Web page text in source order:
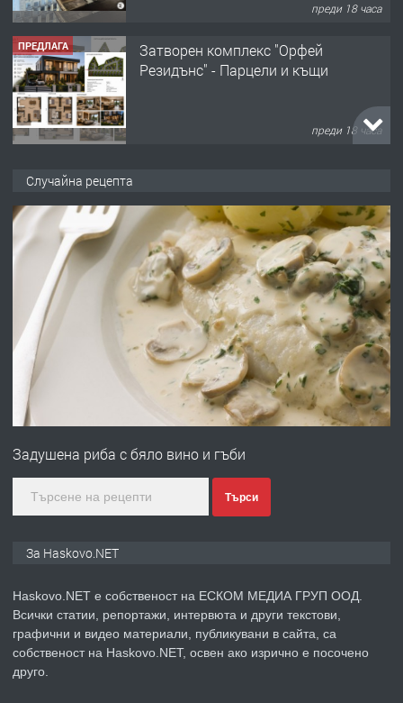
преди 18 часа
ПРЕДЛАГА
Затворен комплекс "Орфей
Резидънс" - Парцели и къщи
преди 18 часа
537 426
преди 18 часа
ПРЕДЛАГА
Давам обзаведено жилище за жена
без брокери 0889 537 426
преди 18 часа
ПРЕДЛАГА Под НАЕМ двустаен Орфей
преди 3 дни
ПРЕДЛАГА
🔑 ОБЗАВЕДЕНА ГАРСОНИЕРА ПОД
Случайна рецепта
Задушена риба с бяло вино и гъби
Търси
За Haskovo.NET
Haskovo.NET е собственост на ЕСКОМ МЕДИА ГРУП ООД.
Всички статии, репортажи, интервюта и други текстови,
графични и видео материали, публикувани в сайта, са
собственост на Haskovo.NET, освен ако изрично е посочено
друго.